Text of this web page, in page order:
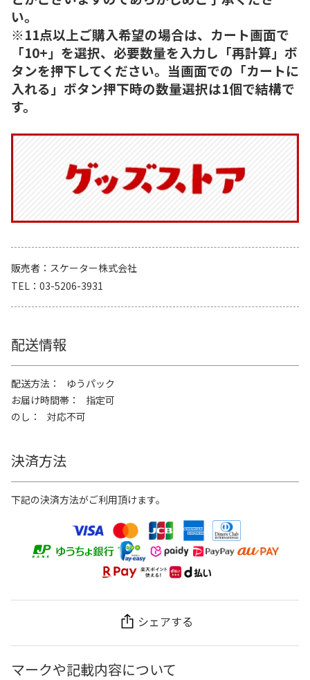
い。
※11点以上ご購入希望の場合は、カート画面で
「10+」を選択、必要数量を入力し「再計算」ボ
タンを押下してください。当画面での「カートに
入れる」ボタン押下時の数量選択は1個で結構で
す。
販売者
スケーター株式会社
TEL
03-5206-3931
配送情報
配送方法
ゆうパック
お届け時間帯
指定可
のし
対応不可
決済方法
下記の決済方法がご利用頂けます。
シェアする
マークや記載内容について